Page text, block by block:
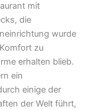
mit
die
wurde
zu
erhalten blieb.
ein
einige der
der Welt führt,